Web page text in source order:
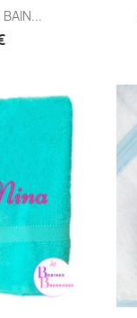
BAIN...